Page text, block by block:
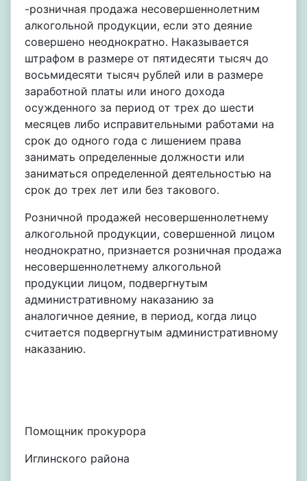
-розничная продажа несовершеннолетним
алкогольной продукции, если это деяние
совершено неоднократно. Наказывается
штрафом в размере от пятидесяти тысяч до
восьмидесяти тысяч рублей или в размере
заработной платы или иного дохода
осужденного за период от трех до шести
месяцев либо исправительными работами на
срок до одного года с лишением права
занимать определенные должности или
заниматься определенной деятельностью на
срок до трех лет или без такового.
Розничной продажей несовершеннолетнему
алкогольной продукции, совершенной лицом
неоднократно, признается розничная продажа
несовершеннолетнему алкогольной
продукции лицом, подвергнутым
административному наказанию за
аналогичное деяние, в период, когда лицо
считается подвергнутым административному
наказанию.
Помощник прокурора
Иглинского района